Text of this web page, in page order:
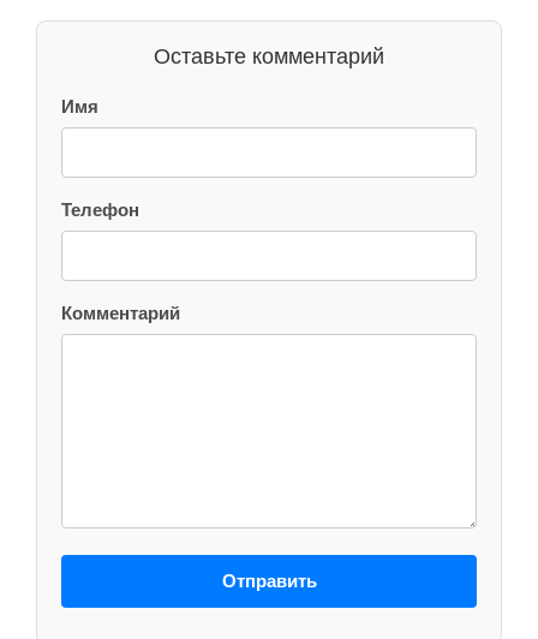
Оставьте комментарий
Имя
Телефон
Комментарий
Отправить